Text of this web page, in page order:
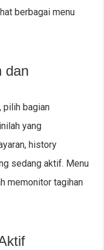
berbagai menu
dan
pilih bagian
yang
history
sedang aktif. Menu
memonitor tagihan